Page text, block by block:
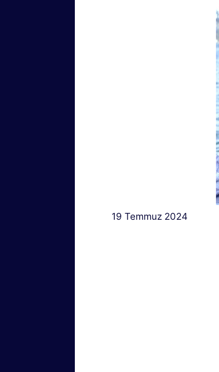
19 Temmuz 2024